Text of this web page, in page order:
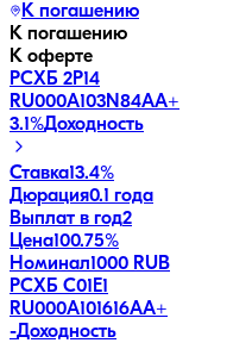
К погашению
К погашению
К оферте
РСХБ 2Р14
RU000A103N84AA+
3.1%Доходность
Ставка13.4%
Дюрация0.1 года
Выплат в год2
Цена100.75%
Номинал1000 RUB
РСХБ С01Е1
RU000A101616AA+
-Доходность